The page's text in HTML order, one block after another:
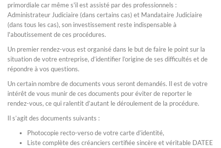
primordiale car même s'il est assisté par des professionnels :
Administrateur Judiciaire (dans certains cas) et Mandataire Judiciaire
(dans tous les cas), son investissement reste indispensable à
l'aboutissement de ces procédures.
Un premier rendez-vous est organisé dans le but de faire le point sur la
situation de votre entreprise, d’identifier l’origine de ses difficultés et de
répondre à vos questions.
Un certain nombre de documents vous seront demandés. Il est de votre
intérêt de vous munir de ces documents pour éviter de reporter le
rendez-vous, ce qui ralentit d’autant le déroulement de la procédure.
Il s’agit des documents suivants :
Photocopie recto-verso de votre carte d’identité,
Liste complète des créanciers certifiée sincère et véritable DATEE